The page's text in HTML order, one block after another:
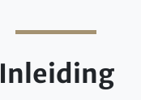
Inleiding